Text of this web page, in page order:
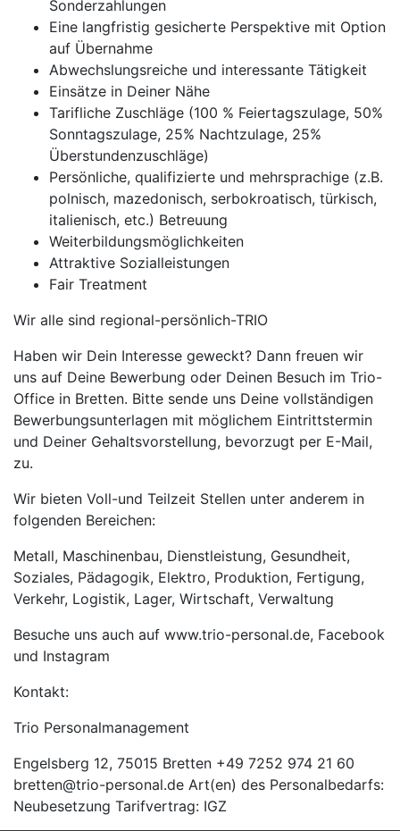
Sonderzahlungen
Eine langfristig gesicherte Perspektive mit Option
auf Übernahme
Abwechslungsreiche und interessante Tätigkeit
Einsätze in Deiner Nähe
Tarifliche Zuschläge (100 % Feiertagszulage, 50%
Sonntagszulage, 25% Nachtzulage, 25%
Überstundenzuschläge)
Persönliche, qualifizierte und mehrsprachige (z.B.
polnisch, mazedonisch, serbokroatisch, türkisch,
italienisch, etc.) Betreuung
Weiterbildungsmöglichkeiten
Attraktive Sozialleistungen
Fair Treatment
Wir alle sind regional-persönlich-TRIO
Haben wir Dein Interesse geweckt? Dann freuen wir
uns auf Deine Bewerbung oder Deinen Besuch im Trio-
Office in Bretten. Bitte sende uns Deine vollständigen
Bewerbungsunterlagen mit möglichem Eintrittstermin
und Deiner Gehaltsvorstellung, bevorzugt per E-Mail,
zu.
Wir bieten Voll-und Teilzeit Stellen unter anderem in
folgenden Bereichen:
Metall, Maschinenbau, Dienstleistung, Gesundheit,
Soziales, Pädagogik, Elektro, Produktion, Fertigung,
Verkehr, Logistik, Lager, Wirtschaft, Verwaltung
Besuche uns auch auf www.trio-personal.de, Facebook
und Instagram
Kontakt:
Trio Personalmanagement
Engelsberg 12, 75015 Bretten +49 7252 974 21 60
bretten@trio-personal.de Art(en) des Personalbedarfs:
Neubesetzung Tarifvertrag: IGZ